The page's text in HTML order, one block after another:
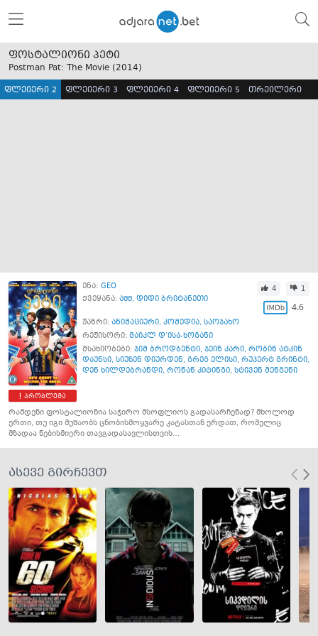
ფოსტალიონი პეტი
Postman Pat: The Movie (2014)
ფლეიერი 2 ფლეიერი 3 ფლეიერი 4 ფლეიერი 5 თრეილერი
პრობლემა
ენა: GEO
ქვეყანა: აშშ, დიდი ბრიტანეთი
4 1
4.6
ჟანრი: ანიმაციური, კომედია, საოჯახო
რეჟისორი: მაიკლ დ’ისა-ხოგანი
მსახიობები: ჯიმ ბროდბენტი, ჯეინ კარი, რობინ ატკინ
დაუნსი, სიუზენ დიურდენ, გრეგ ელისი, რუპერტ გრინტი,
დენ ხილდებრანდი, რონან კიტინგი, სტივენ მენგენი
რამდენი ფოსტალიონია საჭირო მსოფლიოს გადასარჩენად? მხოლოდ
ერთი, თუ იგი მუშაობს ცნობისმოყვარე კატასთან ერდათ, რომელიც
მზადაა ნებისმიერი თავგადასავლისთვის…
ასევე გირჩევთ